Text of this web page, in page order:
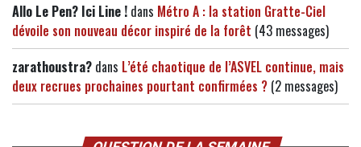
Allo Le Pen? Ici Line ! dans Métro A : la station Gratte-Ciel
dévoile son nouveau décor inspiré de la forêt (43 messages)
zarathoustra? dans L’été chaotique de l’ASVEL continue, mais
deux recrues prochaines pourtant confirmées ? (2 messages)